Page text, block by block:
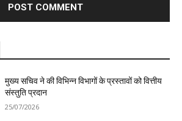
मुख्य सचिव ने की विभिन्न विभागों के प्रस्तावों को वित्तीय
संस्तुति प्रदान
25/07/2026